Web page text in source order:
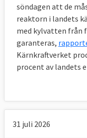
söndagen att de
reaktorn i landets
med kylvatten från
garanteras,
Kärnkraftverket
procent av landets
31 juli 2026